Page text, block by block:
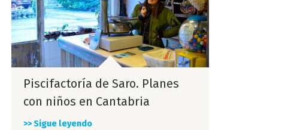
Piscifactoría de Saro. Planes
con niños en Cantabria
>> Sigue leyendo